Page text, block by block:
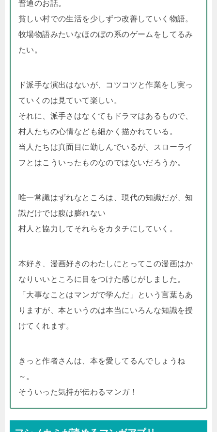
普通のお話。
貧しい村での生活を少しずつ改善していく物語。
牧場物語みたいなほのぼの系のゲームをしてるみ
たい。
ド派手な演出はないが、コツコツと作業をし実っ
ていくのは見ていて楽しい。
それに、派手さはなくてもドラマはあるもので、
村人たちの心情なども細かく描かれている。
当人たちは真面目に勤しんでいるが、スローライ
フとはこういったものなのではないだろうか。
唯一常識はずれなところは、現代の知識だが、知
識だけでは腹は膨れない
村人と協力してそれらをカタチにしていく。
本好き、漫画好きのわたしにとってこの漫画はか
なりいいところに目をつけた感じがしました。
「大事なことはマンガで学んだ」という言葉もあ
りますが、本というのは本当にいろんな知識を授
けてくれます。
きっと作者さんは、本を愛してるんでしょうね
～。
そういった気持が伝わるマンガ！